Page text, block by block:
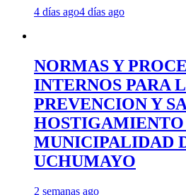
4 días ago4 días ago
NORMAS Y
INTERNOS PARA
PREVENCION Y
MUNICIPALIDAD
UCHUMAYO
2 semanas ago